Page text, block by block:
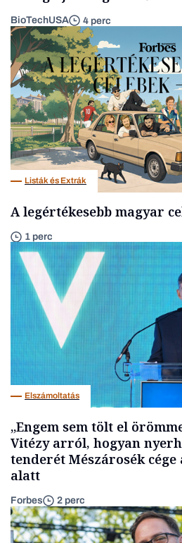
BioTechUSA 4 perc
Listák és Extrák
A legértékesebb magyar
1 perc
Elszámoltatás
„Engem sem tölt el
Vitézy arról, hogyan
tenderét Mészárosék
alatt
Forbes 2 perc